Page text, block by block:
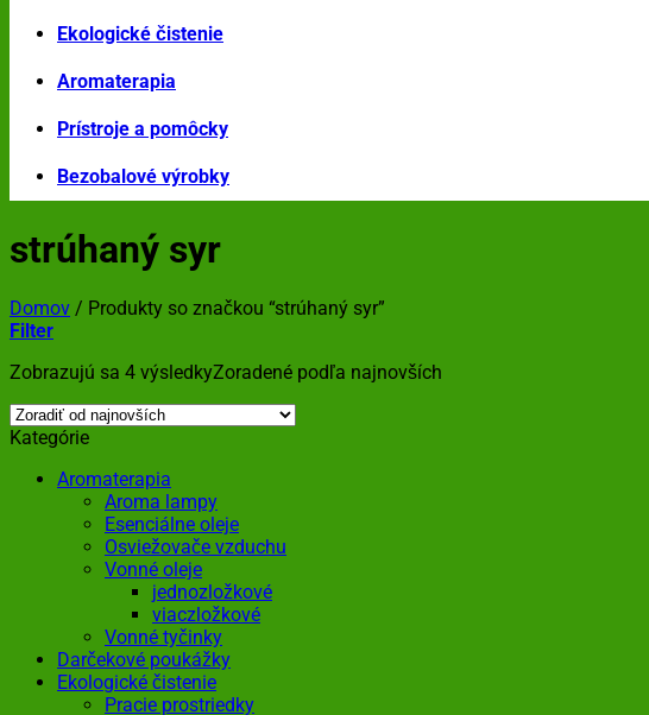
Ekologické čistenie
Aromaterapia
Prístroje a pomôcky
Bezobalové výrobky
strúhaný syr
Domov / Produkty so značkou “strúhaný syr”
Filter
Zobrazujú sa 4 výsledkyZoradené podľa najnovších
Kategórie
Aromaterapia
Aroma lampy
Esenciálne oleje
Osviežovače vzduchu
Vonné oleje
jednozložkové
viaczložkové
Vonné tyčinky
Darčekové poukážky
Ekologické čistenie
Pracie prostriedky